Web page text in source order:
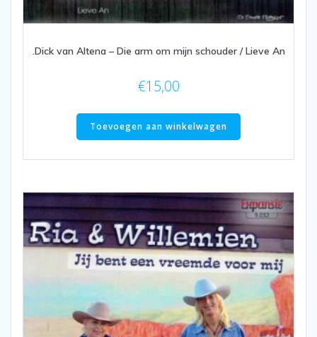
.Dick van Altena – Die arm om mijn schouder / Lieve An
€15,00
Toevoegen aan winkelwagen